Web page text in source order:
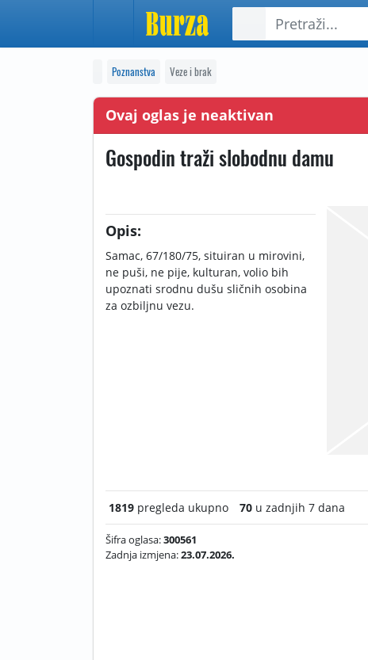
Poznanstva Veze i brak
Ovaj oglas je neaktivan
Gospodin traži slobodnu damu
Opis:
Samac, 67/180/75, situiran u mirovini,
ne puši, ne pije, kulturan, volio bih
upoznati srodnu dušu sličnih osobina
za ozbiljnu vezu.
1819 pregleda ukupno 70 u zadnjih 7 dana
Šifra oglasa:300561
Zadnja izmjena:23.07.2026.